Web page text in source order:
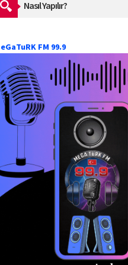
Nasıl Yapılır?
FM 99.9